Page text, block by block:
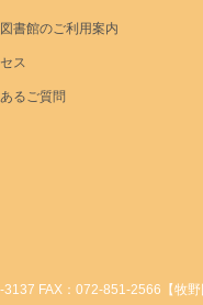
書館のご利用案内
ス
るご質問
3137 FAX：072-851-2566【牧